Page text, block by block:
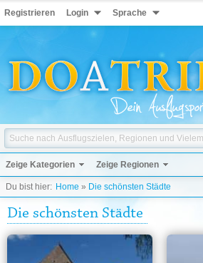
Registrieren Login Sprache
Zeige Kategorien Zeige Regionen
Du bist hier: Home » Die schönsten Städte
Die schönsten Städte